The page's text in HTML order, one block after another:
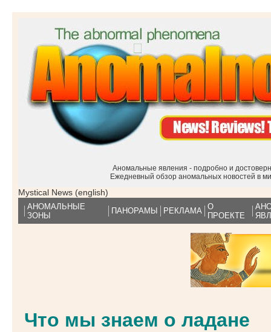
Аномальные явления - подробно и
Ежедневный обзор аномальных новостей в
Mystical News (english)
АНОМАЛЬНЫЕ
ЗОНЫ
ПАНОРАМЫ РЕКЛАМА О
ПРОЕКТЕ
Что мы знаем о ладане